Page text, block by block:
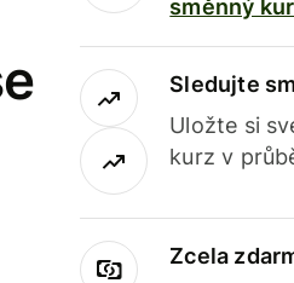
směnný
Sledujte
Uložte si
kurz v
Zcela